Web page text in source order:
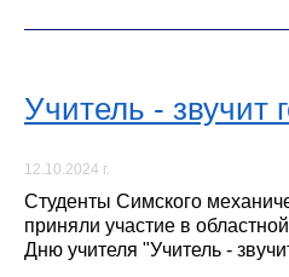
Учитель - звучит
12.10.2024 г.
Студенты Симского
приняли участие в
Дню учителя "Учитель -